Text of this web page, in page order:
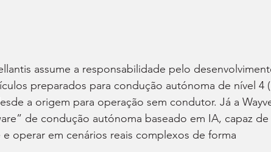
assume a responsabilidade pelo
preparados para condução autónoma de nível 4
a origem para operação sem condutor. Já a
de condução autónoma baseado em IA, capaz de
operar em cenários reais complexos de forma